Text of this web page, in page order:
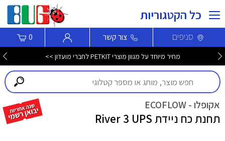
כל הקטגוריות
סניפים צור קשר 0
מחיר מיוחד על מגוון מוצרי PETKIT לחברי מועדון >>
אקופלו - ECOFLOW
תחנת כח ניידת River 3 UPS